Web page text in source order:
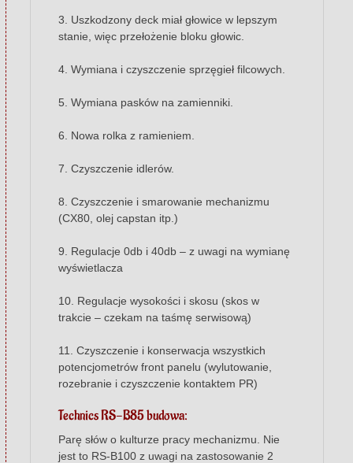
3. Uszkodzony deck miał głowice w lepszym
stanie, więc przełożenie bloku głowic.
4. Wymiana i czyszczenie sprzęgieł filcowych.
5. Wymiana pasków na zamienniki.
6. Nowa rolka z ramieniem.
7. Czyszczenie idlerów.
8. Czyszczenie i smarowanie mechanizmu
(CX80, olej capstan itp.)
9. Regulacje 0db i 40db – z uwagi na wymianę
wyświetlacza
10. Regulacje wysokości i skosu (skos w
trakcie – czekam na taśmę serwisową)
11. Czyszczenie i konserwacja wszystkich
potencjometrów front panelu (wylutowanie,
rozebranie i czyszczenie kontaktem PR)
Technics RS-B85 budowa:
Parę słów o kulturze pracy mechanizmu. Nie
jest to RS-B100 z uwagi na zastosowanie 2